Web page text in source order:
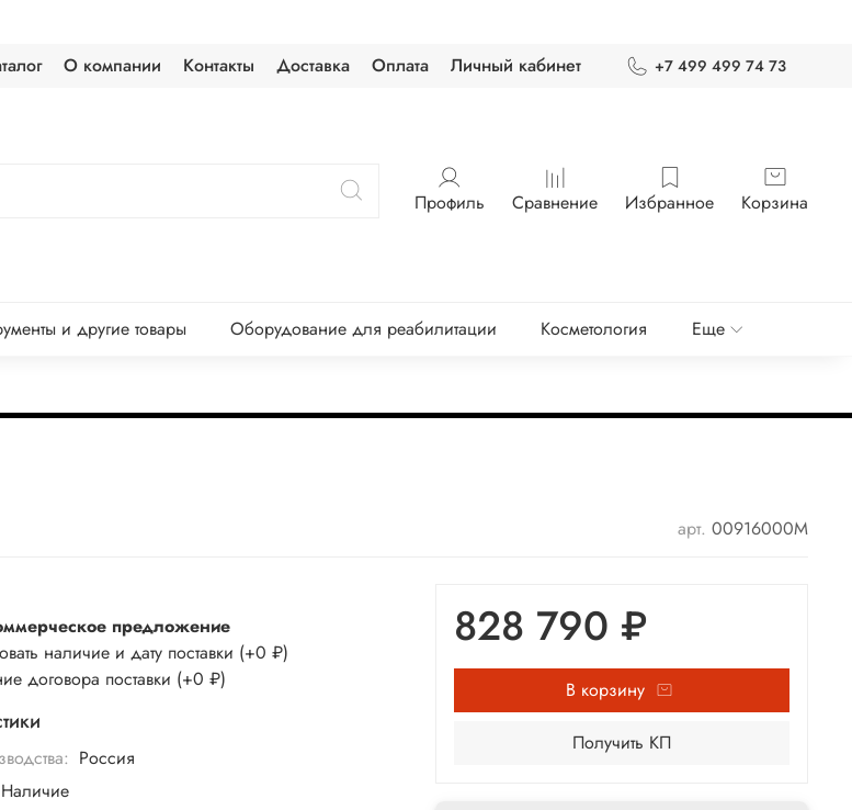
О компании Контакты Доставка Оплата Личный кабинет +7 499 499 74 73
Профиль Сравнение Избранное Корзина
и другие товары Оборудование для реабилитации Косметология Еще
арт. 00916000М
предложение
наличие и дату поставки (+0 ₽)
договора поставки (+0 ₽)
Россия
Наличие
828 790 ₽
В корзину
Получить КП